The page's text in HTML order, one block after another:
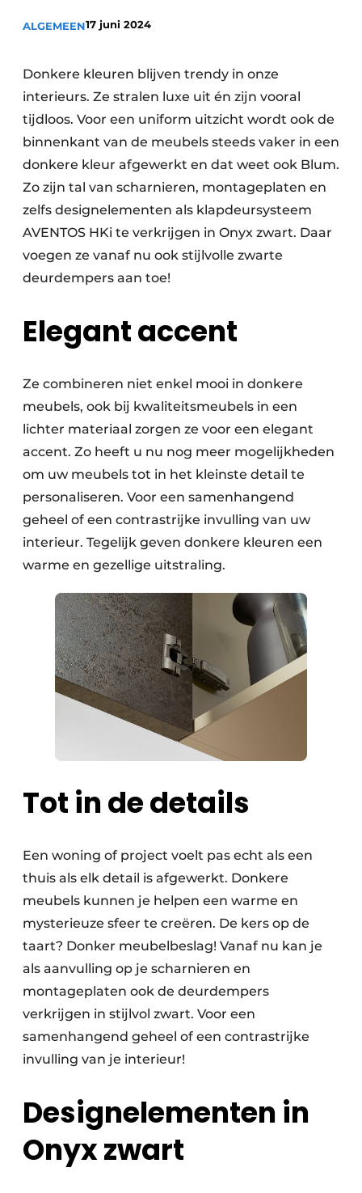
Vacature aanmelden
ALGEMEEN17 juni 2024
Donkere kleuren blijven trendy in onze
interieurs. Ze stralen luxe uit én zijn vooral
tijdloos. Voor een uniform uitzicht wordt ook de
binnenkant van de meubels steeds vaker in een
donkere kleur afgewerkt en dat weet ook Blum.
Zo zijn tal van scharnieren, montageplaten en
zelfs designelementen als klapdeursysteem
AVENTOS HKi te verkrijgen in Onyx zwart. Daar
voegen ze vanaf nu ook stijlvolle zwarte
deurdempers aan toe!
Elegant accent
Ze combineren niet enkel mooi in donkere
meubels, ook bij kwaliteitsmeubels in een
lichter materiaal zorgen ze voor een elegant
accent. Zo heeft u nu nog meer mogelijkheden
om uw meubels tot in het kleinste detail te
personaliseren. Voor een samenhangend
geheel of een contrastrijke invulling van uw
interieur. Tegelijk geven donkere kleuren een
warme en gezellige uitstraling.
Tot in de details
Een woning of project voelt pas echt als een
thuis als elk detail is afgewerkt. Donkere
meubels kunnen je helpen een warme en
mysterieuze sfeer te creëren. De kers op de
taart? Donker meubelbeslag! Vanaf nu kan je
als aanvulling op je scharnieren en
montageplaten ook de deurdempers
verkrijgen in stijlvol zwart. Voor een
samenhangend geheel of een contrastrijke
invulling van je interieur!
Designelementen in
Onyx zwart